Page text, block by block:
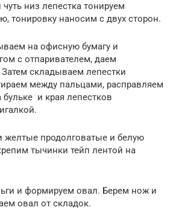
низ лепестка тонируем
тонировку наносим с двух сторон.
на офисную бумагу и
с отпаривателем, даем
складываем лепестки
между пальцами, расправляем
и края лепестков
желтые продолговатые и белую
тычинки тейп лентой на
и формируем овал. Берем нож и
овал от складок.